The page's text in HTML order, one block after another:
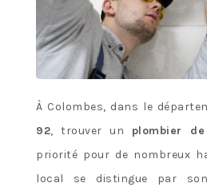
À Colombes, dans le
92, trouver un plombier
priorité pour de nombreux
local se distingue par